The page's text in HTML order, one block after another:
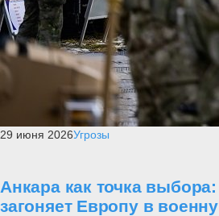
29 июня 2026Угрозы
Анкара как точка
загоняет Европу в